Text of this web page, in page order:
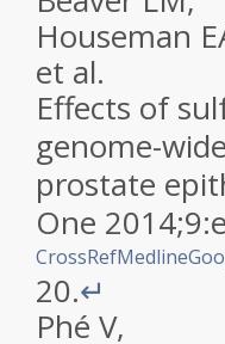
Houseman
et al.
Effects of
genome-
prostate
One 2014;9:
CrossRefMedline
20.↵
Phé V,